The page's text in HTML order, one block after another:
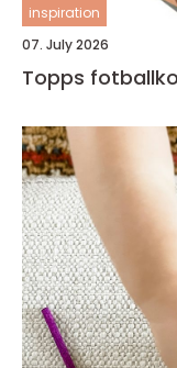
inspiration
07. July 2026
Topps